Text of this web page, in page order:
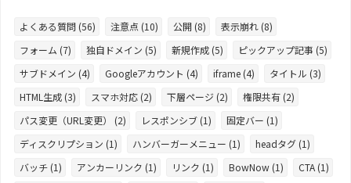
よくある質問 (56) 注意点 (10) 公開 (8)
表示崩れ (8)
フォーム (7)
独自ドメイン (5) 新規作成 (5)
ピックアップ記事 (5)
サブドメイン (4)
Googleアカウント (4) iframe (4)
タイトル (3)
HTML生成 (3)
スマホ対応 (2) 下層ページ (2)
権限共有 (2)
パス変更（URL変更） (2)
レスポンシブ (1)
固定バー (1)
ディスクリプション (1)
ハンバーガーメニュー (1)
headタグ (1)
バッチ (1)
アンカーリンク (1) リンク (1) BowNow (1)
CTA (1)